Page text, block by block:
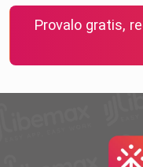
Provalo gratis,